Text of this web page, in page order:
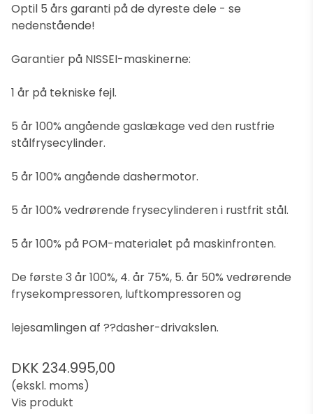
Optil 5 års garanti på de dyreste dele - se
nedenstående!
Garantier på NISSEI-maskinerne:
1 år på tekniske fejl.
5 år 100% angående gaslækage ved den rustfrie
stålfrysecylinder.
5 år 100% angående dashermotor.
5 år 100% vedrørende frysecylinderen i rustfrit stål.
5 år 100% på POM-materialet på maskinfronten.
De første 3 år 100%, 4. år 75%, 5. år 50% vedrørende
frysekompressoren, luftkompressoren og
lejesamlingen af ??dasher-drivakslen.
DKK 234.995,00
(ekskl. moms)
Vis produkt